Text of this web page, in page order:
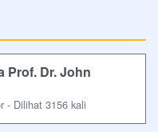
Prof. Dr. John
- Dilihat 3156 kali